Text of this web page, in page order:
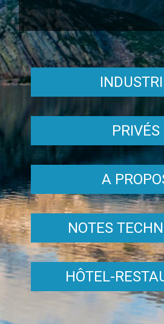
PRIVÉS
A
NOTES
HÔTEL-